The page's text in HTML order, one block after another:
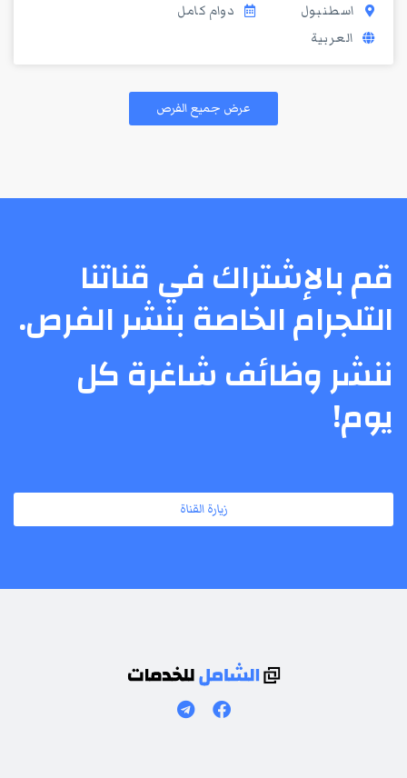
اسطنبول
دوام كامل
العربية
عرض جميع الفرص
قم بالإشتراك في قناتنا
التلجرام الخاصة بنشر الفرص.
ننشر وظائف شاغرة كل
يوم!
زيارة القناة